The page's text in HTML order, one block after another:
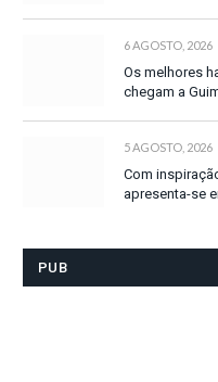
6 AGOSTO, 2026
Os melhores
chegam a
5 AGOSTO, 2026
Com
apresenta-se
PUB